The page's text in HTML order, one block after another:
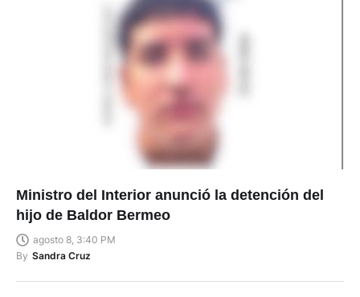
Ministro del Interior anunció la detención del
hijo de Baldor Bermeo
agosto 8, 3:40 PM
By Sandra Cruz